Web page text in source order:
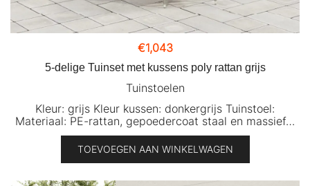
€1,043
5-delige Tuinset met kussens poly rattan grijs
Tuinstoelen
Kleur: grijs Kleur kussen: donkergrijs Tuinstoel:
Materiaal: PE-rattan, gepoedercoat staal en massief…
TOEVOEGEN AAN WINKELWAGEN